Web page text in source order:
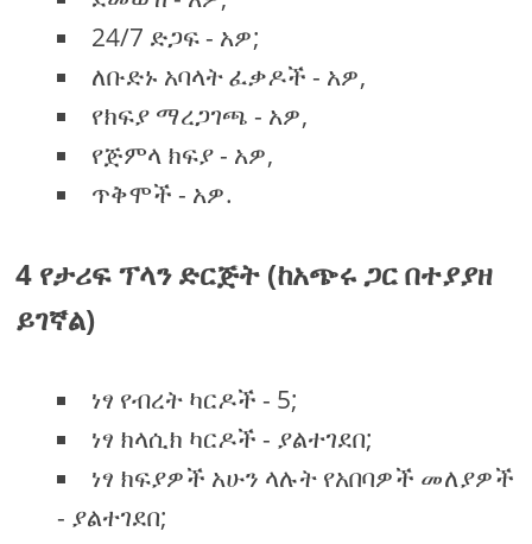
24/7 ድጋፍ - አዎ;
ለቡድኑ አባላት ፈቃዶች - አዎ,
የክፍያ ማረጋገጫ - አዎ,
የጅምላ ክፍያ - አዎ,
ጥቅሞች - አዎ.
4 የታሪፍ ፕላን ድርጅት (ከአጭሩ ጋር በተያያዘ
ይገኛል)
ነፃ የብረት ካርዶች - 5;
ነፃ ክላሲክ ካርዶች - ያልተገደበ;
ነፃ ክፍያዎች አሁን ላሉት የአበባዎች መለያዎች
- ያልተገደበ;